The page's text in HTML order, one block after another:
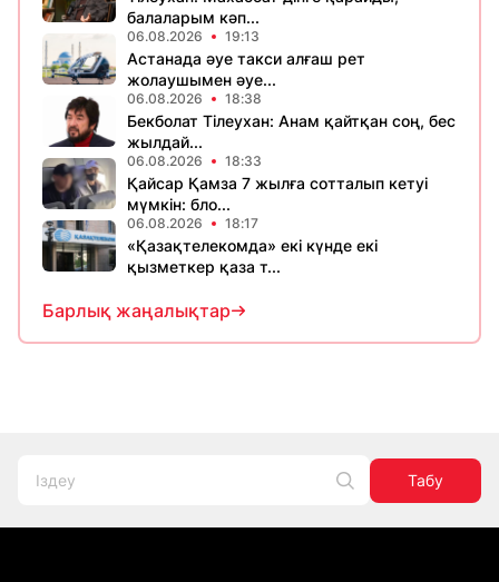
балаларым кәп...
06.08.2026 19:13
Астанада әуе такси алғаш рет
жолаушымен әуе...
06.08.2026 18:38
Бекболат Тілеухан: Анам қайтқан соң, бес
жылдай...
06.08.2026 18:33
Қайсар Қамза 7 жылға сотталып кетуі
мүмкін: бло...
06.08.2026 18:17
«Қазақтелекомда» екі күнде екі
қызметкер қаза т...
Барлық жаңалықтар
Табу